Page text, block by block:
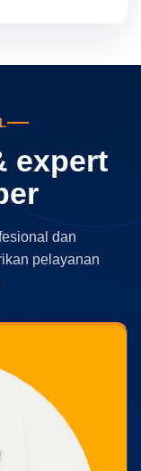
expert
dan
pelayanan